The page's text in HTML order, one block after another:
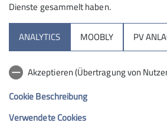
Sektion
Hochrieshütte
Sektion Rosenheim des Deutschen Alpenvereins e.V.
Dienste gesammelt haben.
ANALYTICS MOOBLY PV
Akzeptieren (Übertragung von
Cookie Beschreibung
Verwendete Cookies